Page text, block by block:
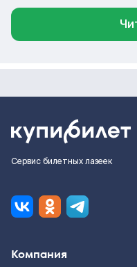
Сервис билетных лазеек
Компания